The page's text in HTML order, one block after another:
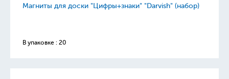
Магниты для доски "Цифры+знаки" "Darvish" (набор)
В упаковке : 20